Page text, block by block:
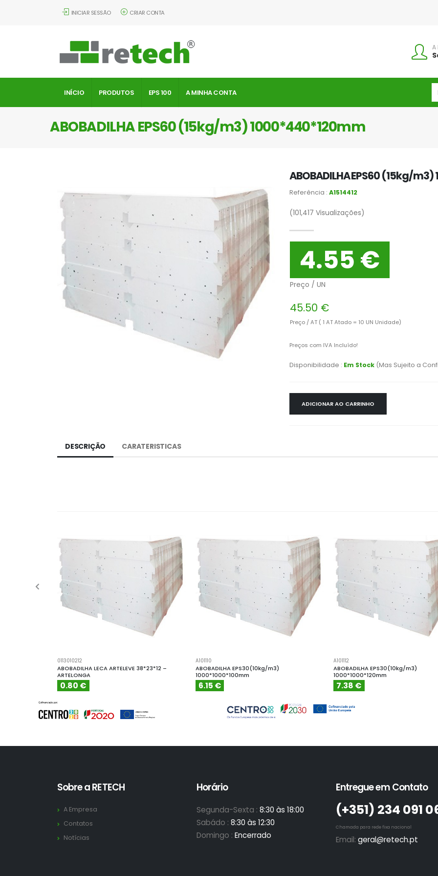
INICIAR SESSÃO CRIAR CONTA
A
INÍCIO PRODUTOS EPS 100 A MINHA CONTA
ABOBADILHA EPS60 (15kg/m3) 1000*440*120mm
ABOBADILHA EPS60 (15kg/
Referência : A1514412
(101,417 Visualizações)
4.55 €
Preço / UN
45.50 €
Preço / AT ( 1 AT Atado = 10 UN Unidade)
Preços com IVA Incluído!
Disponibilidade : Em Stock (Mas Sujeito a
ADICIONAR AO CARRINHO
DESCRIÇÃO CARATERISTICAS
0113010212
ABOBADILHA LECA ARTELEVE 38*23*12 –
ARTELONGA
0.80 €
A101110
ABOBADILHA EPS30(10kg/m3)
1000*1000*100mm
6.15 €
A101112
ABOBADILHA EPS30(10kg/m3)
1000*1000*120mm
7.38 €
Sobre a RETECH
A Empresa
Contatos
Notícias
Horário
Segunda-Sexta : 8:30 às 18:00
Sabádo : 8:30 às 12:30
Domingo : Encerrado
Entregue em Contato
(+351)­ 234 091
Chamada para rede fixa nacional
Email: geral@retech.pt